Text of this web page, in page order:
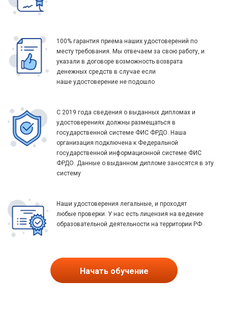
100% гарантия приема наших удостоверений по
месту требования. Мы отвечаем за свою работу, и
указали в договоре возможность возврата
денежных средств в случае если
наше удостоверение не подошло
С 2019 года сведения о выданных дипломах и
удостоверениях должны размещаться в
государственной системе ФИС ФРДО. Наша
организация подключена к Федеральной
государственной информационной системе ФИС
ФРДО. Данные о выданном дипломе заносятся в эту
систему
Наши удостоверения легальные, и проходят
любые проверки. У нас есть лицензия на ведение
образовательной деятельности на территории РФ
Начать обучение